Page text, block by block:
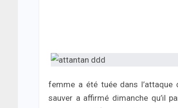
femme a été tuée dans l’attaque
sauver a affirmé dimanche qu’il